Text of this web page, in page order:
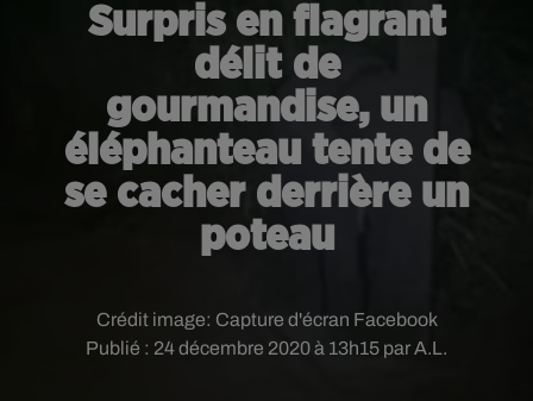
Surpris en flagrant
délit de
gourmandise, un
éléphanteau tente de
se cacher derrière un
poteau
Publié : 24 décembre 2020 à 13h15 par A.L.
Crédit image: Capture d'écran Facebook